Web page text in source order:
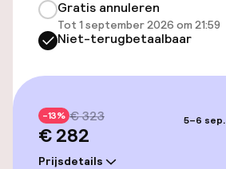
Entertainment
Gratis wifi
Eet- en drinkgelegenheden
Gratis annuleren
Tot 1 september 2026 om 21:59
Niet-terugbetaalbaar
-13% € 323
€ 282
Prijsdetails
5–6 sep.